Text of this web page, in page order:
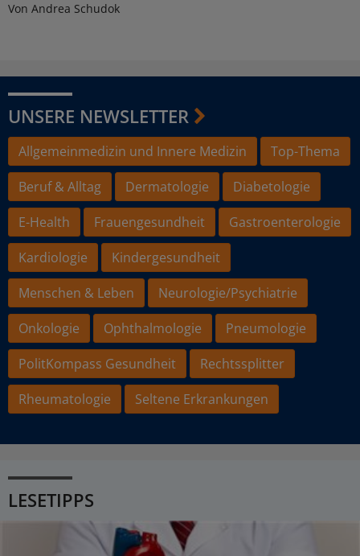
Von Andrea Schudok
UNSERE NEWSLETTER
Allgemeinmedizin und Innere Medizin
Top-Thema
Beruf & Alltag
Dermatologie
Diabetologie
E-Health
Frauengesundheit
Gastroenterologie
Kardiologie
Kindergesundheit
Menschen & Leben
Neurologie/Psychiatrie
Onkologie
Ophthalmologie
Pneumologie
PolitKompass Gesundheit
Rechtssplitter
Rheumatologie
Seltene Erkrankungen
LESETIPPS